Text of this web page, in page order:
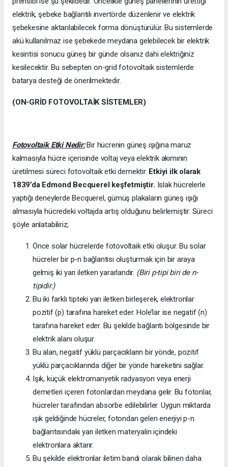
elektrik, şebeke bağlantılı invertörde düzenlenir ve elektrik
şebekesine aktarılabilecek forma dönüştürülür. Bu sistemlerde
akü kullanılmaz ise şebekede meydana gelebilecek bir elektrik
kesintisi sonucu güneş bir günde olsanız dahi elektriğiniz
kesilecektir. Bu sebepten on-grid fotovoltaik sistemlerde
batarya desteği de önerilmektedir.
(ON-GRİD FOTOVOLTAİK SİSTEMLER)
Fotovoltaik Etki Nedir:Bir hücrenin güneş ışığına maruz
kalmasıyla hücre içerisinde voltaj veya elektrik akımının
üretilmesi süreci fotovoltaik etki demektir. Etkiyi ilk olarak
1839’da Edmond Becquerel keşfetmiştir. Islak hücrelerle
yaptığı deneylerde Becquerel, gümüş plakaların güneş ışığı
almasıyla hücredeki voltajda artış olduğunu belirlemiştir. Süreci
şöyle anlatabiliriz;
Önce solar hücrelerde fotovoltaik etki oluşur. Bu solar
hücreler bir p-n bağlantısı oluşturmak için bir araya
gelmiş iki yarı iletken yararlandır. (Biri p-tipi biri de n-
tipidir.)
Bu iki farklı tipteki yarı iletken birleşerek, elektronlar
pozitif (p) tarafına hareket eder. Hole’lar ise negatif (n)
tarafına hareket eder. Bu şekilde bağlantı bölgesinde bir
elektrik alanı oluşur.
Bu alan, negatif yüklü parçacıkların bir yönde, pozitif
yüklü parçacıklarında diğer bir yönde hareketini sağlar.
Işık, küçük elektromanyetik radyasyon veya enerji
demetleri içeren fotonlardan meydana gelir. Bu fotonlar,
hücreler tarafından absorbe edilebilirler. Uygun miktarda
ışık geldiğinde hücreler, fotondan gelen enerjiyi p-n
bağlantısındaki yarı iletken materyalin içindeki
elektronlara aktarır.
Bu şekilde elektronlar iletim bandı olarak bilinen daha